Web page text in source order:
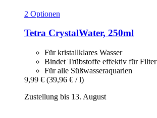
2 Optionen
Tetra CrystalWater, 250ml
Für kristallklares Wasser
Bindet Trübstoffe effektiv für Filter
Für alle Süßwasseraquarien
9,99 € (39,96 € / l)
Zustellung bis 13. August